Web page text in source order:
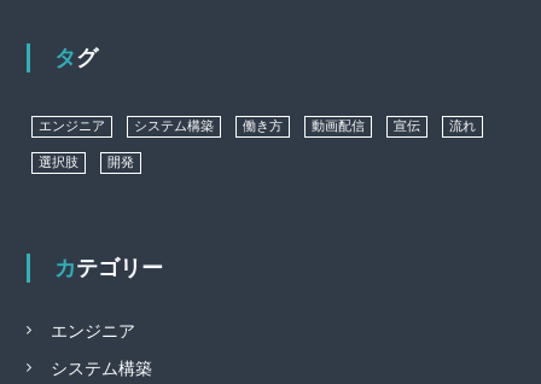
タグ
エンジニア システム構築 働き方 動画配信 宣伝 流れ
選択肢 開発
カテゴリー
エンジニア
システム構築